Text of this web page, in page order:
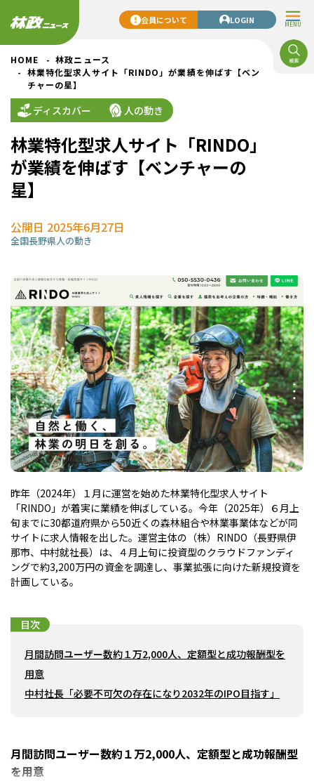
MENU
会員について LOGIN
HOME
林政ニュース
林業特化型求人サイト「RINDO」が業績を伸ばす【ベン
チャーの星】
ディスカバー 人の動き
林業特化型求人サイト「RINDO」
が業績を伸ばす【ベンチャーの
星】
公開日 2025年6月27日
全国長野県人の動き
昨年（2024年）１月に運営を始めた林業特化型求人サイト
「RINDO」が着実に業績を伸ばしている。今年（2025年）６月上
旬までに30都道府県から50近くの森林組合や林業事業体などが同
サイトに求人情報を出した。運営主体の（株）RINDO（長野県伊
那市、中村就社長）は、４月上旬に投資型のクラウドファンディ
ングで約3,200万円の資金を調達し、事業拡張に向けた新規投資を
計画している。
目次
月間訪問ユーザー数約１万2,000人、定額型と成功報酬型を
用意
中村社長「必要不可欠の存在になり2032年のIPO目指す」
月間訪問ユーザー数約１万2,000人、定額型と成功報酬型
を用意